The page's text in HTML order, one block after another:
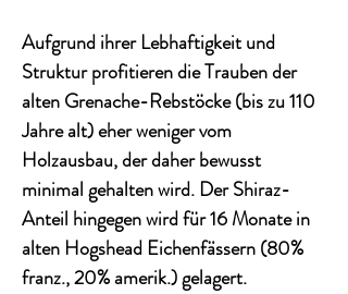
Aufgrund ihrer Lebhaftigkeit und
Struktur profitieren die Trauben der
alten Grenache-Rebstöcke (bis zu 110
Jahre alt) eher weniger vom
Holzausbau, der daher bewusst
minimal gehalten wird. Der Shiraz-
Anteil hingegen wird für 16 Monate in
alten Hogshead Eichenfässern (80%
franz., 20% amerik.) gelagert.